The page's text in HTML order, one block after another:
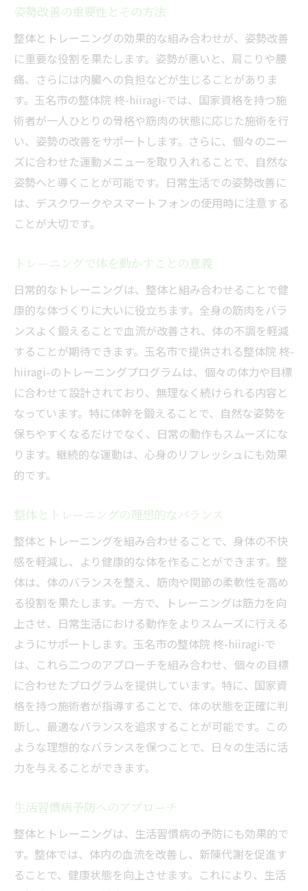
姿勢改善の重要性とその方法
整体とトレーニングの効果的な組み合わせが、姿勢改善
に重要な役割を果たします。姿勢が悪いと、肩こりや腰
痛、さらには内臓への負担などが生じることがありま
す。玉名市の整体院 柊-hiiragi-では、国家資格を持つ施
術者が一人ひとりの骨格や筋肉の状態に応じた施術を行
い、姿勢の改善をサポートします。さらに、個々のニー
ズに合わせた運動メニューを取り入れることで、自然な
姿勢へと導くことが可能です。日常生活での姿勢改善に
は、デスクワークやスマートフォンの使用時に注意する
ことが大切です。
トレーニングで体を動かすことの意義
日常的なトレーニングは、整体と組み合わせることで健
康的な体づくりに大いに役立ちます。全身の筋肉をバラ
ンスよく鍛えることで血流が改善され、体の不調を軽減
することが期待できます。玉名市で提供される整体院 柊-
hiiragi-のトレーニングプログラムは、個々の体力や目標
に合わせて設計されており、無理なく続けられる内容と
なっています。特に体幹を鍛えることで、自然な姿勢を
保ちやすくなるだけでなく、日常の動作もスムーズにな
ります。継続的な運動は、心身のリフレッシュにも効果
的です。
整体とトレーニングの理想的なバランス
整体とトレーニングを組み合わせることで、身体の不快
感を軽減し、より健康的な体を作ることができます。整
体は、体のバランスを整え、筋肉や関節の柔軟性を高め
る役割を果たします。一方で、トレーニングは筋力を向
上させ、日常生活における動作をよりスムーズに行える
ようにサポートします。玉名市の整体院 柊-hiiragi-で
は、これら二つのアプローチを組み合わせ、個々の目標
に合わせたプログラムを提供しています。特に、国家資
格を持つ施術者が指導することで、体の状態を正確に判
断し、最適なバランスを追求することが可能です。この
ような理想的なバランスを保つことで、日々の生活に活
力を与えることができます。
生活習慣病予防へのアプローチ
整体とトレーニングは、生活習慣病の予防にも効果的で
す。整体では、体内の血流を改善し、新陳代謝を促進す
ることで、健康状態を向上させます。これにより、生活